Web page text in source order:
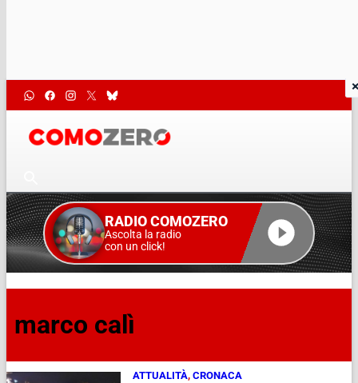
RADIO COMOZERO
Ascolta la radio
con un click!
marco calì
ATTUALITÀ, CRONACA